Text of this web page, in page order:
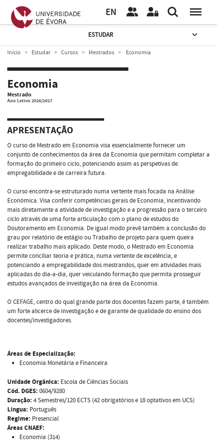
EN
ESTUDAR
Início Estudar Cursos Mestrados Economia
Economia
Mestrado
Ano Letivo 2026/2027
APRESENTAÇÃO
O curso de Mestrado em Economia visa essencialmente fornecer um
conjunto de conhecimentos da área da Economia que permitam completar a
formação do primeiro ciclo, potenciando assim as perspetivas de
empregabilidade e de carreira futura.
O curso encontra-se estruturado numa vertente mais focada na Análise
Económica. Visa conferir competências gerais de Economia, incentivando
mais diretamente a atividade de investigação e a progressão para o terceiro
ciclo através de uma forte articulação com o plano de estudos do
Doutoramento em Economia. De igual modo prevê também a conclusão do
grau por relatório de estágio ou Trabalho de projeto para quem queira
realizar trabalho mais aplicado. Deste modo, o Mestrado em Economia
permite conciliar teoria e prática, numa vertente de excelência, e
potenciando a empregabilidade dos mestrandos, quer em atividades mais
aplicadas do dia-a-dia, quer veiculando formação que permita prosseguir
estudos avançados de investigação na área da Economia.
O CEFAGE, centro do qual grande parte dos docentes fazem parte, é também
um forte alicerce de investigação e de garante de qualidade do ensino dos
docentes/investigadores.
Áreas de Especialização:
Economia Monetária e Financeira
Unidade Orgânica: Escola de Ciências Sociais
Cód. DGES: 0604/9280
Duração: 4 Semestres/120 ECTS (42 obrigatórios e 18 optativos em UCS)
Língua: Português
Regime: Presencial
Áreas CNAEF:
Economia (314)